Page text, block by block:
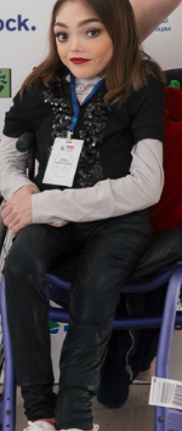
Еще фотографии